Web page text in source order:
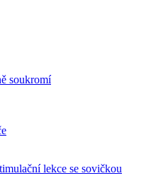
soukromí
lekce se sovičkou